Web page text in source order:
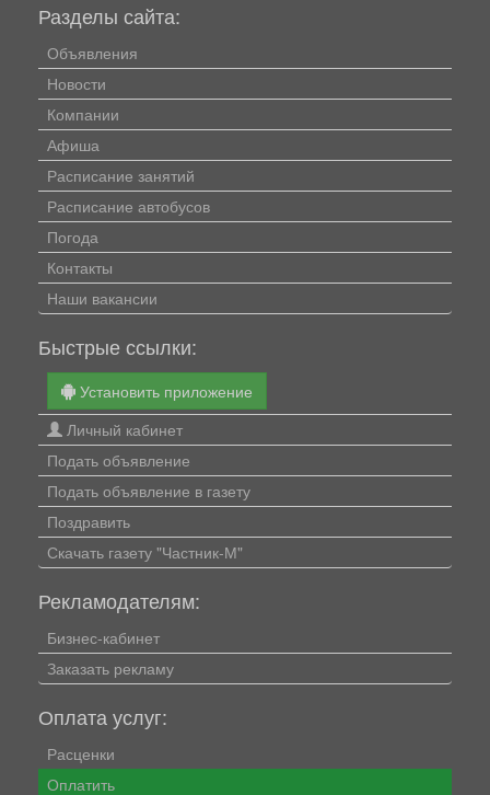
Разделы сайта:
Объявления
Новости
Компании
Афиша
Расписание занятий
Расписание автобусов
Погода
Контакты
Наши вакансии
Быстрые ссылки:
Установить приложение
Личный кабинет
Подать объявление
Подать объявление в газету
Поздравить
Скачать газету "Частник-М"
Рекламодателям:
Бизнес-кабинет
Заказать рекламу
Оплата услуг:
Расценки
Оплатить